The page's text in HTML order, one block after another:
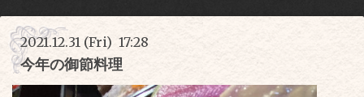
2021.12.31 (Fri) 17:28
今年の御節料理